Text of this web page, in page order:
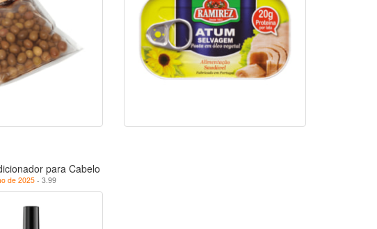
para Cabelo
de 2025- 3.99